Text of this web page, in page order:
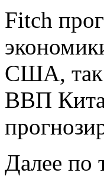
Fitch
США, так
ВВП
Далее по